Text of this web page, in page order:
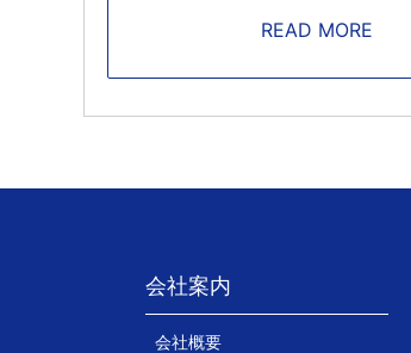
READ MORE
会社案内
会社概要